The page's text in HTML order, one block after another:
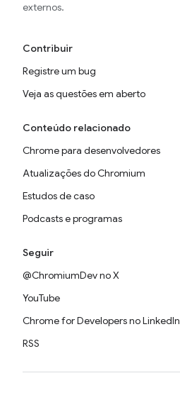
externos.
Contribuir
Registre um bug
Veja as questões em aberto
Conteúdo relacionado
Chrome para desenvolvedores
Atualizações do Chromium
Estudos de caso
Podcasts e programas
Seguir
@ChromiumDev no X
YouTube
Chrome for Developers no LinkedIn
RSS